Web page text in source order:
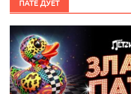
ПАТЕ ДУЕТ